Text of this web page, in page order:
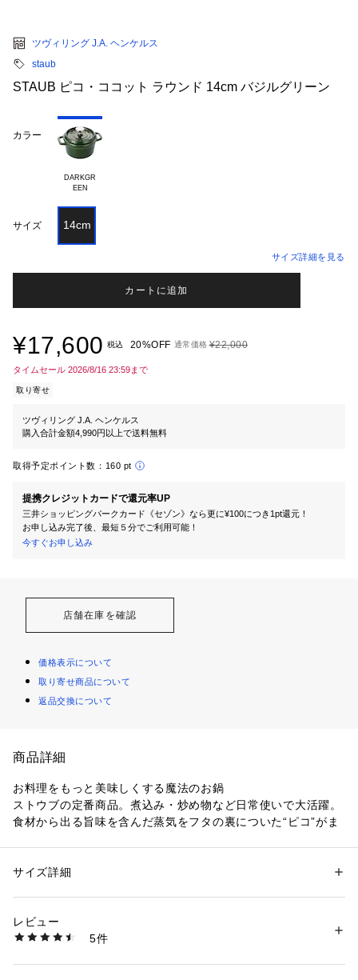
ツヴィリング J.A. ヘンケルス
staub
STAUB ピコ・ココット ラウンド 14cm バジルグリーン
カラー
DARKGR
サイズ 14cm
サイズ詳細を見る
カートに追加
¥17,600 税込 20%OFF 通常価格 ¥22,000
タイムセール 2026/8/16 23:59まで
取り寄せ
ツヴィリング J.A. ヘンケルス
購入合計金額4,990円以上で送料無料
取得予定ポイント数： 160 pt
提携クレジットカードで還元率UP
三井ショッピングパークカード《セゾン》なら更に¥100につき1pt還元！
お申し込み完了後、最短５分でご利用可能！
今すぐお申し込み
店舗在庫を確認
価格表示について
取り寄せ商品について
返品交換について
商品詳細
お料理をもっと美味しくする魔法のお鍋
ストウブの定番商品。煮込み・炒め物など日常使いで大活躍。
食材から出る旨味を含んだ蒸気をフタの裏についた“ピコ”がま
細かな凹凸によって表面積が増えるため油なじみがよく食材の
接点が少なくなり焦げ付きにくくなります。
性別：レディース
かん
生産国：フランス
商品番号：
3990000000197
サイズ詳細
レビュー
5件